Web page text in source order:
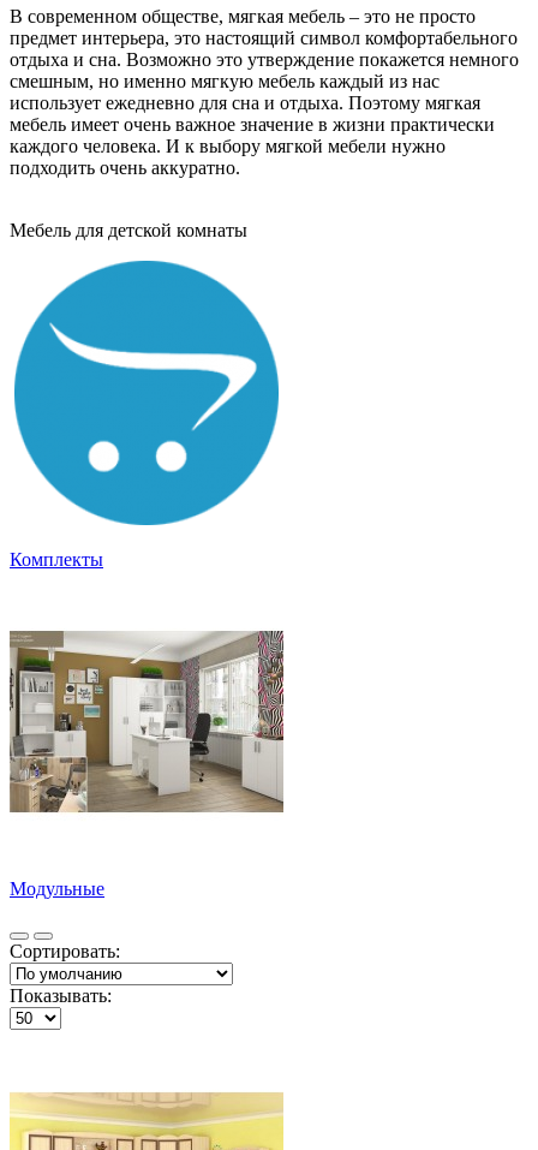
В современном обществе, мягкая мебель – это не просто
предмет интерьера, это настоящий символ комфортабельного
отдыха и сна. Возможно это утверждение покажется немного
смешным, но именно мягкую мебель каждый из нас
использует ежедневно для сна и отдыха. Поэтому мягкая
мебель имеет очень важное значение в жизни практически
каждого человека. И к выбору мягкой мебели нужно
подходить очень аккуратно.
Мебель для детской комнаты
Комплекты
Модульные
Сортировать:
Показывать: